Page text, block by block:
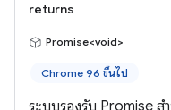
returns
Promise<void>
Chrome 96 ขึ้นไป
ระบบรองรับ Promise